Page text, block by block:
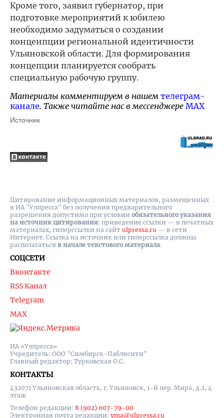
Кроме того, заявил губернатор, при
подготовке мероприятий к юбилею
необходимо задуматься о создании
конценпции региональной идентичности
Ульяновской области. Для формирования
концепции планируется сообрать
специальную рабочую группу.
Материалы комментируем в нашем телеграм-
канале. Также читайте нас в мессенджере MAX
Источник
ИА «Улпресса»
Учредитель: ООО "Симбирск-Паблисити"
Главный редактор: Турковская О.С.
КОНТАКТЫ
432071 Ульяновская область, г. Ульяновск, 1-й пер. Мира, д.2, 4
этаж
Телефон редакции: 8 (902) 007-79-00
Электронная почта редакции: yma@ulpressa.ru
СОЦСЕТИ
Вконтакте
RSS Канал
Telegram
MAX
Цитирование информационных материалов, размещенных
в ИА "Улпресса" без получения предварительного
разрешения допустимо при условии обязательного указания
на источник цитирования: приведение ссылки — в печатных
материалах, гиперссылки на cайт ulpressa.ru — в сети
Интернет. Ссылка на источник или гиперссылка должны
располагаться в начале текстового материала.